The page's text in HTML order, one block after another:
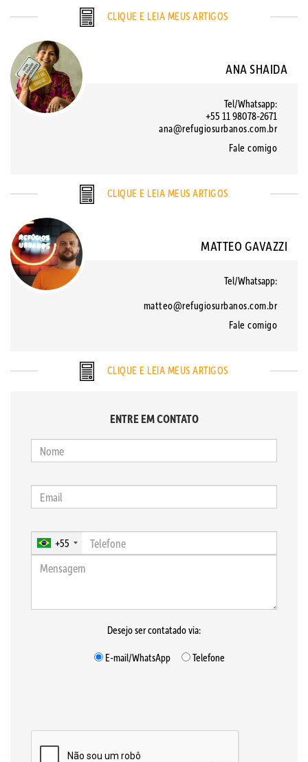
CLIQUE E LEIA MEUS ARTIGOS
ANA SHAIDA
Tel/Whatsapp:
+55 11 98078-2671
ana@refugiosurbanos.com.br
Fale comigo
CLIQUE E LEIA MEUS ARTIGOS
MATTEO GAVAZZI
Tel/Whatsapp:
matteo@refugiosurbanos.com.br
Fale comigo
CLIQUE E LEIA MEUS ARTIGOS
ENTRE EM CONTATO
+55
Desejo ser contatado via:
E-mail/WhatsApp
Telefone